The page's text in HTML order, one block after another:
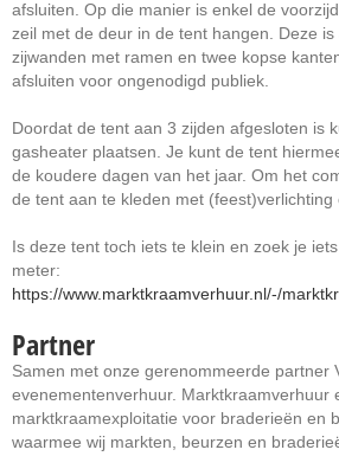
afsluiten. Op die manier is enkel de
zeil met de deur in de tent hangen. Deze
zijwanden met ramen en twee kopse
afsluiten voor ongenodigd publiek.
Doordat de tent aan 3 zijden afgesloten is
gasheater plaatsen. Je kunt de tent
de koudere dagen van het jaar. Om het
de tent aan te kleden met (feest)verlichting
Is deze tent toch iets te klein en zoek je
meter:
https://www.marktkraamverhuur.nl/-/
Partner
Samen met onze gerenommeerde partner
evenementenverhuur. Marktkraamverhuur
marktkraamexploitatie voor braderieën en
waarmee wij markten, beurzen en